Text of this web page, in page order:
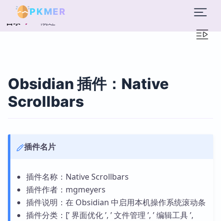
PKMER
目录 概述
Obsidian 插件：Native
Scrollbars
插件名片
插件名称：Native Scrollbars
插件作者：mgmeyers
插件说明：在 Obsidian 中启用本机操作系统滚动条
插件分类：[’ 界面优化 ’, ’ 文件管理 ’, ’ 编辑工具 ’,